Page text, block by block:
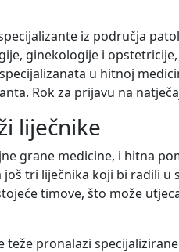
iz područja
ginekologije i
u hitnoj
Rok za prijavu na
liječnike
grane medicine, i hitna
tri liječnika koji bi radili
timove, što može
pronalazi